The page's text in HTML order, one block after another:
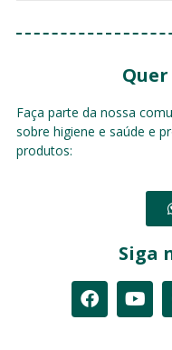
Faça parte da nossa
sobre higiene e saúde e
produtos:
Siga